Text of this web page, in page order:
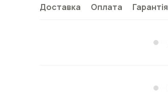
Доставка Оплата Гарантія